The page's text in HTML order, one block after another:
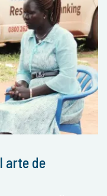
arte de